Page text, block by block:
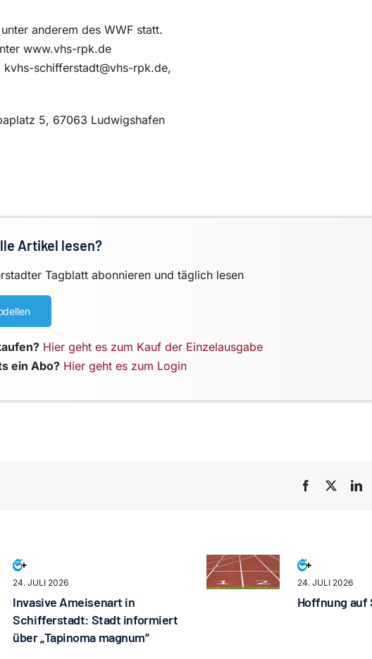
anderem des WWF statt.
www.vhs-rpk.de
kvhs-schifferstadt@vhs-rpk.de,
5, 67063 Ludwigshafen
Artikel lesen?
Tagblatt abonnieren und täglich lesen
Hier geht es zum Kauf der Einzelausgabe
ein Abo? Hier geht es zum Login
24. JULI 2026
Invasive Ameisenart in
Schifferstadt: Stadt informiert
über „Tapinoma magnum“
24. JULI 2026
Hoffnung auf